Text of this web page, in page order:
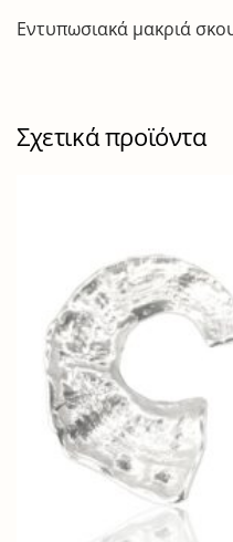
Εντυπωσιακά μακριά
Σχετικά προϊόντα